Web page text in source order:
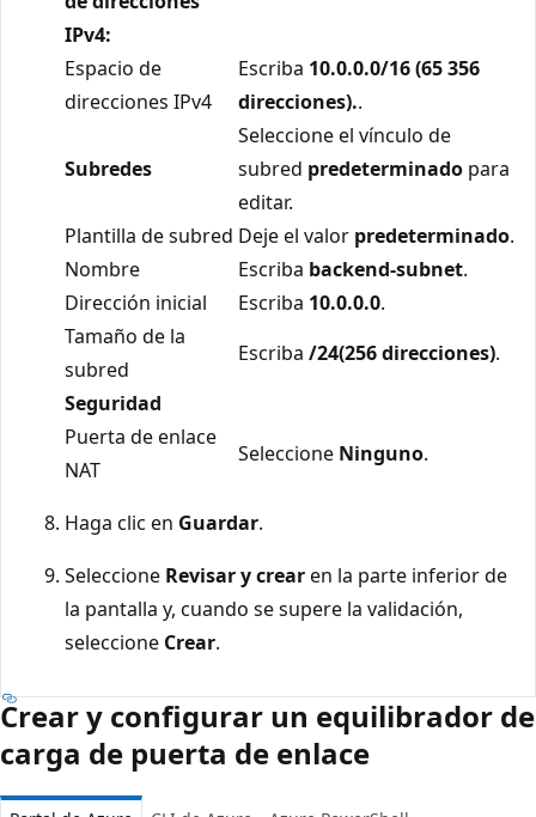
IPv4:
Espacio de
direcciones IPv4
Escriba 10.0.0.0/16 (65 356
direcciones)..
Subredes
Seleccione el vínculo de
subred predeterminado para
editar.
Plantilla de subred Deje el valor predeterminado.
Nombre
Escriba backend-subnet.
Dirección inicial
Escriba 10.0.0.0.
Tamaño de la
subred
Escriba /24(256 direcciones).
Seguridad
Puerta de enlace
NAT
Seleccione Ninguno.
Haga clic en Guardar.
Seleccione Revisar y crearen la parte inferior de
la pantalla y, cuando se supere la validación,
seleccione Crear.
Crear y configurar un equilibrador de
carga de puerta de enlace